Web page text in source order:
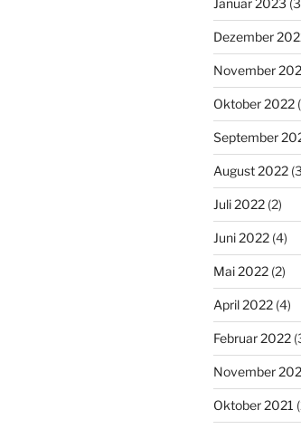
Dezember
November
Oktober 2022
September
August 2022
Juli 2022(2)
Juni 2022(4)
Mai 2022(2)
April 2022(4)
Februar 2022
November
Oktober 2021